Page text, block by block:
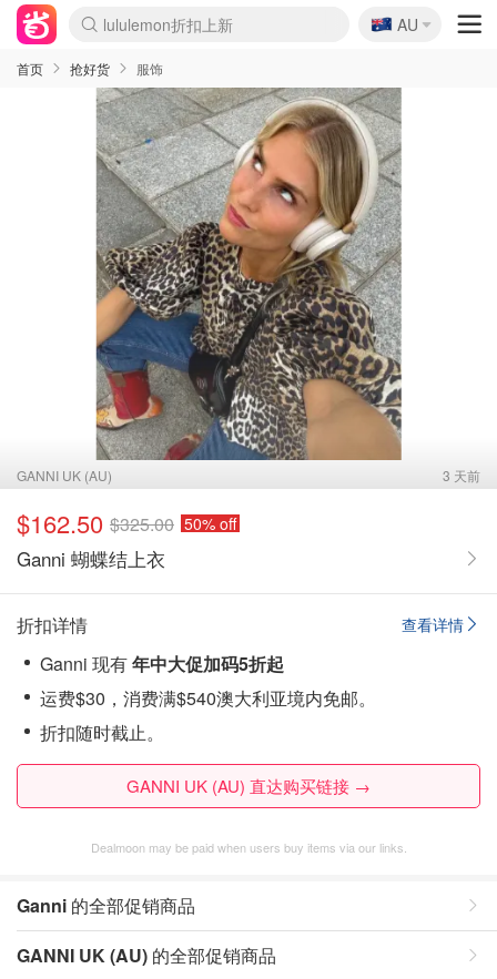
Sasa美妆护肤3.5折
SSENSE年中2.5折
FreshBeauty好价汇总
Cettire降价+叠9折
WWS Coles超市实拍
viagogo二手票捡漏
Myer超级周末
The Outnet奢牌1折起
David Jones 3折起
Flannels大牌1折
Perfumes Club护肤1折
AMIRO面罩$251
Amazon折扣汇总
eToro入金$200送$50
Amazon数码好物
ICONIC本周7.5折
ThedoubleF高奢地板价
Moose Knuckles 6折
丝芙兰5折起
EUFY摄像头$98
Selenichast首饰2折
Trip机票酒店促销
YSL送5件彩妆礼
Amazon家居好物
Amazon美妆护肤
雅漾大喷$8
过敏原检测盒$33
伊索独家赠50ml沐浴露
科颜氏高保湿面霜$29
SEALIFE海洋馆门票6折
丝塔芙大白罐$16
订阅Newsletter送香薰
Cult Beauty 6.8折
Harrods圣诞日历$525
LN-CC奢牌私促3折
d'Alba空姐喷雾$16
EVE LOM套装£56
Bernardelli独家4折
Adore Beauty 6折起
CT圣诞日历
Mytheresa奢品2.7折
Luxury Escapes 9折
Currentbody美容仪$881
MOON Garden Live
Roborock扫地机$649
Tingo Life水杯$24
Valentino官网5折
CR洗护套装$23
修丽可4件套$159
Myer彩妆2件7折
GANNI官网4.5折
Stylevana韩妆4折
Tessabit高奢8.5折
OGX洗发水$11
Amazon阿德莱德次日达
卡诗8.5折+赠礼
Philips Hue灯具8折
🇦🇺
AU
首页 抢好货 服饰
GANNI UK (AU) 3 天前
$162.50 $325.00 50% off
Ganni 蝴蝶结上衣
查看详情
折扣详情
Ganni 现有年中大促加码5折起
运费$30，消费满$540澳大利亚境内免邮。
折扣随时截止。
GANNI UK (AU) 直达购买链接 →
Dealmoon may be paid when users buy items via our links.
Ganni 的全部促销商品
GANNI UK (AU) 的全部促销商品